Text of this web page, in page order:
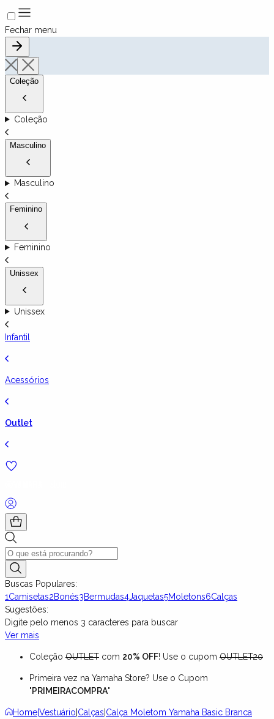
Fechar menu
Coleção
Coleção
Masculino
Masculino
Feminino
Feminino
Unissex
Unissex
Infantil
Acessórios
Outlet
Buscas Populares:
1Camisetas2Bonés3Bermudas4Jaquetas5Moletons6Calças
Sugestões:
Digite pelo menos 3 caracteres para buscar
Ver mais
Coleção OUTLET com 20% OFF! Use o cupom OUTLET20
Primeira vez na Yamaha Store? Use o Cupom
"PRIMEIRACOMPRA"
HomeVestuário Calças Calça Moletom Yamaha Basic Branca